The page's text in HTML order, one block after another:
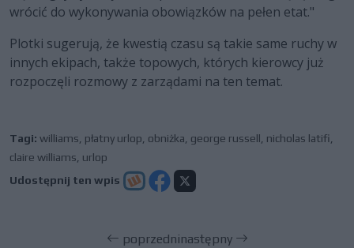
wrócić do wykonywania obowiązków na pełen etat."
Plotki sugerują, że kwestią czasu są takie same ruchy w
innych ekipach, także topowych, których kierowcy już
rozpoczęli rozmowy z zarządami na ten temat.
Tagi: williams płatny urlop obniżka george russell nicholas latifi
claire williams urlop
Udostępnij ten wpis
poprzedninastępny